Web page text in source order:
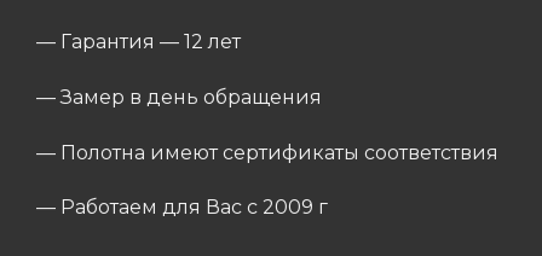
— Гарантия — 12 лет
— Замер в день обращения
— Полотна имеют сертификаты соответствия
— Работаем для Вас с 2009 г